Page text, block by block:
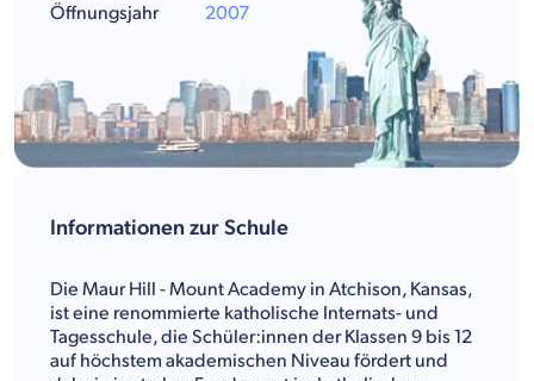
Informationen zur Schule
Die Maur Hill - Mount Academy in Atchison, Kansas,
ist eine renommierte katholische Internats- und
Tagesschule, die Schüler:innen der Klassen 9 bis 12
auf höchstem akademischen Niveau fördert und
Öffnungsjahr 2007